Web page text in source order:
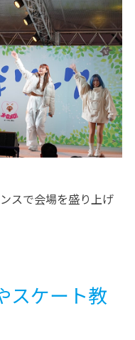
スで会場を盛り上げ
スケート教